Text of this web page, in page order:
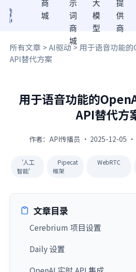
商
城
示
词
商
城
大
模
型
提
供
商
所有文章 >AI驱动> 用于语音功能
API替代方案
用于语音功能的
API替代方
作者：API传播员 · 2025-12-05 ·
'人工
智能'
Pipecat
框架
WebRTC
文章目录
Cerebrium 项目设置
Daily 设置